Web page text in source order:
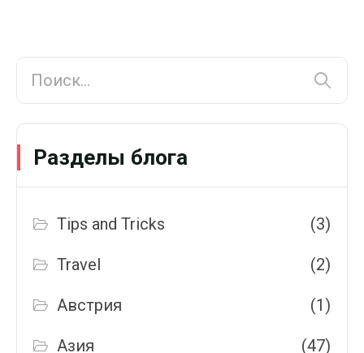
Разделы блога
Tips and Tricks (3)
Travel (2)
Австрия (1)
Азия (47)